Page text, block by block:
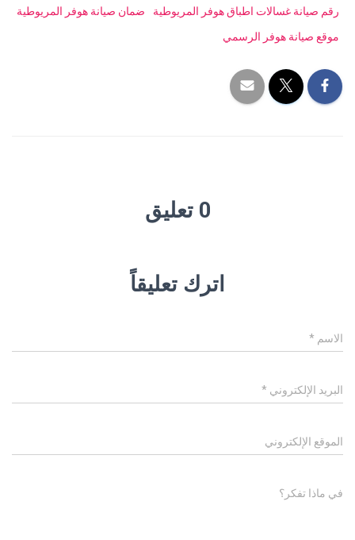
رقم صيانة غسالات اطباق هوفر المريوطية
ضمان صيانة هوفر المريوطية
موقع صيانة هوفر الرسمي
0 تعليق
اترك تعليقاً
الاسم *
البريد الإلكتروني *
الموقع الإلكتروني
في ماذا تفكر؟